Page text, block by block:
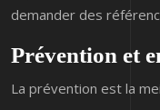
demander des
Prévention et
La prévention est la